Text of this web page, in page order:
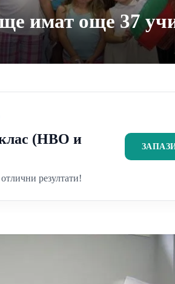
имат още 37
клас (НВО и
резултати!